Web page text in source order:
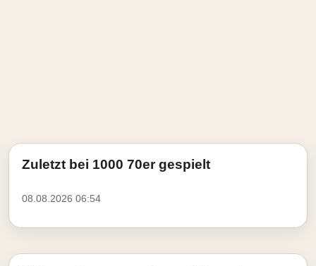
Zuletzt bei 1000 70er gespielt
08.08.2026 06:54